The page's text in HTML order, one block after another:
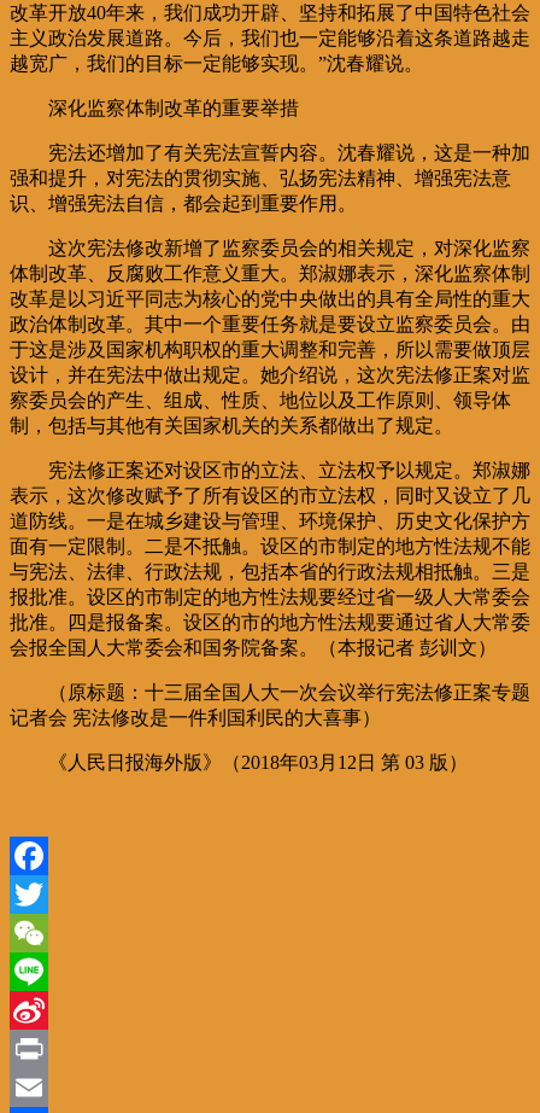
改革开放40年来，我们成功开辟、坚持和拓展了中国特色社会
主义政治发展道路。今后，我们也一定能够沿着这条道路越走
越宽广，我们的目标一定能够实现。”沈春耀说。
深化监察体制改革的重要举措
宪法还增加了有关宪法宣誓内容。沈春耀说，这是一种加
强和提升，对宪法的贯彻实施、弘扬宪法精神、增强宪法意
识、增强宪法自信，都会起到重要作用。
这次宪法修改新增了监察委员会的相关规定，对深化监察
体制改革、反腐败工作意义重大。郑淑娜表示，深化监察体制
改革是以习近平同志为核心的党中央做出的具有全局性的重大
政治体制改革。其中一个重要任务就是要设立监察委员会。由
于这是涉及国家机构职权的重大调整和完善，所以需要做顶层
设计，并在宪法中做出规定。她介绍说，这次宪法修正案对监
察委员会的产生、组成、性质、地位以及工作原则、领导体
制，包括与其他有关国家机关的关系都做出了规定。
宪法修正案还对设区市的立法、立法权予以规定。郑淑娜
表示，这次修改赋予了所有设区的市立法权，同时又设立了几
道防线。一是在城乡建设与管理、环境保护、历史文化保护方
面有一定限制。二是不抵触。设区的市制定的地方性法规不能
与宪法、法律、行政法规，包括本省的行政法规相抵触。三是
报批准。设区的市制定的地方性法规要经过省一级人大常委会
批准。四是报备案。设区的市的地方性法规要通过省人大常委
会报全国人大常委会和国务院备案。（本报记者 彭训文）
（原标题：十三届全国人大一次会议举行宪法修正案专题
记者会 宪法修改是一件利国利民的大喜事）
《人民日报海外版》（2018年03月12日 第 03 版）
Facebook
Twitter
WeChat
Line
Sina
Weibo
Print